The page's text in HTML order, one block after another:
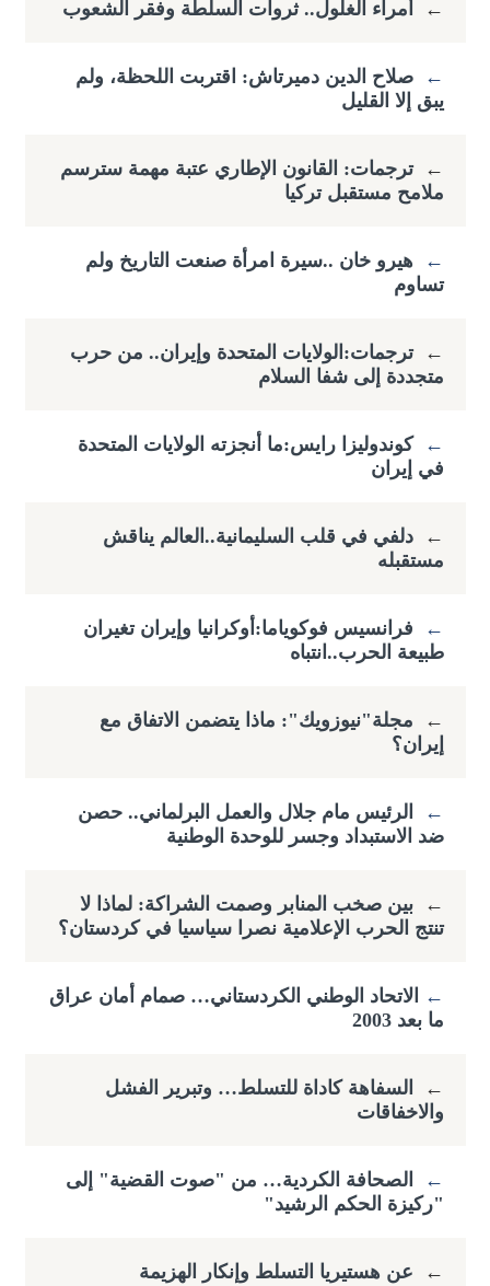
← أمراء الغلول.. ثروات السلطة وفقر الشعوب
←
صلاح الدين دميرتاش: اقتربت اللحظة، ولم
يبق إلا القليل
← ترجمات: القانون الإطاري عتبة مهمة سترسم
ملامح مستقبل تركيا
←
هيرو خان ..سيرة امرأة صنعت التاريخ ولم
تساوم
← ترجمات:الولايات المتحدة وإيران.. من حرب
متجددة إلى شفا السلام
← كوندوليزا رايس:ما أنجزته الولايات المتحدة
في إيران
←
دلفي في قلب السليمانية..العالم يناقش
مستقبله
←
فرانسيس فوكوياما:أوكرانيا وإيران تغيران
طبيعة الحرب..انتباه
←
مجلة"نيوزويك": ماذا يتضمن الاتفاق مع
إيران؟
←
الرئيس مام جلال والعمل البرلماني.. حصن
ضد الاستبداد وجسر للوحدة الوطنية
←
بين صخب المنابر وصمت الشراكة: لماذا لا
تنتج الحرب الإعلامية نصرا سياسيا في كردستان؟
←
​الاتحاد الوطني الكردستاني… صمام أمان عراق
ما بعد 2003
←
السفاهة كاداة للتسلط… وتبرير الفشل
والاخفاقات
←
الصحافة الكردية… من "صوت القضية" إلى
"ركيزة الحكم الرشيد"
← عن هستيريا التسلط وإنكار الهزيمة